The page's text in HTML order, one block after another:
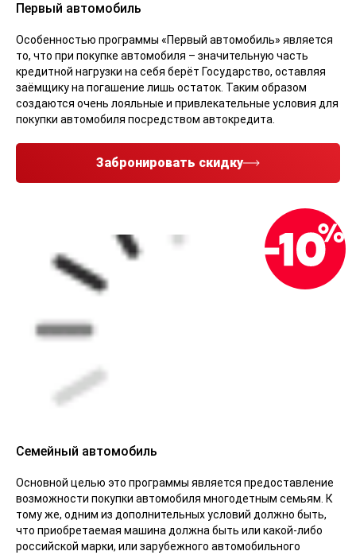
Первый автомобиль
Особенностью программы «Первый автомобиль» является
то, что при покупке автомобиля – значительную часть
кредитной нагрузки на себя берёт Государство, оставляя
заёмщику на погашение лишь остаток. Таким образом
создаются очень лояльные и привлекательные условия для
покупки автомобиля посредством автокредита.
Забронировать скидку
Семейный автомобиль
Основной целью это программы является предоставление
возможности покупки автомобиля многодетным семьям. К
тому же, одним из дополнительных условий должно быть,
что приобретаемая машина должна быть или какой-либо
российской марки, или зарубежного автомобильного